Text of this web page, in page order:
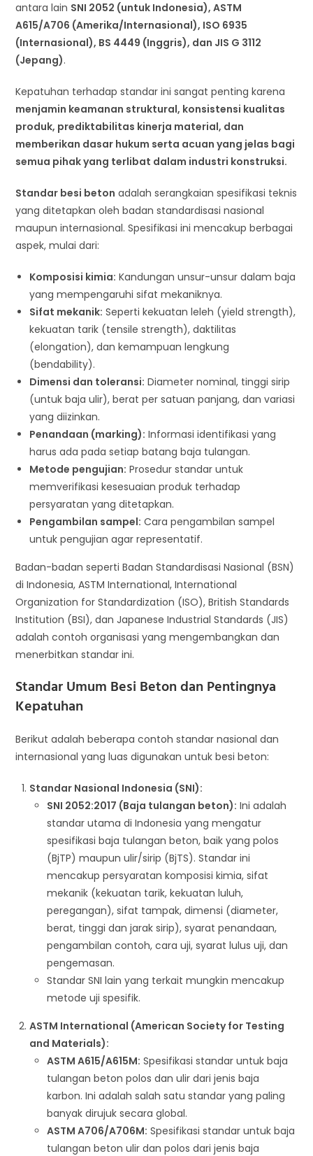
antara lain SNI 2052 (untuk Indonesia), ASTM
A615/A706 (Amerika/Internasional), ISO 6935
(Internasional), BS 4449 (Inggris), dan JIS G 3112
(Jepang).
Kepatuhan terhadap standar ini sangat penting karena
menjamin keamanan struktural, konsistensi kualitas
produk, prediktabilitas kinerja material, dan
memberikan dasar hukum serta acuan yang jelas bagi
semua pihak yang terlibat dalam industri konstruksi.
Standar besi beton adalah serangkaian spesifikasi teknis
yang ditetapkan oleh badan standardisasi nasional
maupun internasional. Spesifikasi ini mencakup berbagai
aspek, mulai dari:
Komposisi kimia: Kandungan unsur-unsur dalam baja
yang mempengaruhi sifat mekaniknya.
Sifat mekanik: Seperti kekuatan leleh (yield strength),
kekuatan tarik (tensile strength), daktilitas
(elongation), dan kemampuan lengkung
(bendability).
Dimensi dan toleransi: Diameter nominal, tinggi sirip
(untuk baja ulir), berat per satuan panjang, dan variasi
yang diizinkan.
Penandaan (marking): Informasi identifikasi yang
harus ada pada setiap batang baja tulangan.
Metode pengujian: Prosedur standar untuk
memverifikasi kesesuaian produk terhadap
persyaratan yang ditetapkan.
Pengambilan sampel: Cara pengambilan sampel
untuk pengujian agar representatif.
Badan-badan seperti Badan Standardisasi Nasional (BSN)
di Indonesia, ASTM International, International
Organization for Standardization (ISO), British Standards
Institution (BSI), dan Japanese Industrial Standards (JIS)
adalah contoh organisasi yang mengembangkan dan
menerbitkan standar ini.
Standar Umum Besi Beton dan Pentingnya
Kepatuhan
Berikut adalah beberapa contoh standar nasional dan
internasional yang luas digunakan untuk besi beton:
Standar Nasional Indonesia (SNI):
SNI 2052:2017 (Baja tulangan beton): Ini adalah
standar utama di Indonesia yang mengatur
spesifikasi baja tulangan beton, baik yang polos
(BjTP) maupun ulir/sirip (BjTS). Standar ini
mencakup persyaratan komposisi kimia, sifat
mekanik (kekuatan tarik, kekuatan luluh,
peregangan), sifat tampak, dimensi (diameter,
berat, tinggi dan jarak sirip), syarat penandaan,
pengambilan contoh, cara uji, syarat lulus uji, dan
pengemasan.
Standar SNI lain yang terkait mungkin mencakup
metode uji spesifik.
ASTM International (American Society for Testing
and Materials):
ASTM A615/A615M: Spesifikasi standar untuk baja
tulangan beton polos dan ulir dari jenis baja
karbon. Ini adalah salah satu standar yang paling
banyak dirujuk secara global.
ASTM A706/A706M: Spesifikasi standar untuk baja
tulangan beton ulir dan polos dari jenis baja